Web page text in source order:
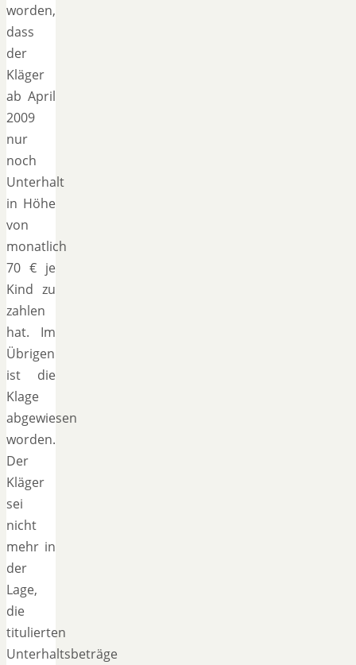
worden,
dass
der
Kläger
ab April
2009
nur
noch
Unterhalt
in Höhe
von
monatlich
70 € je
Kind zu
zahlen
hat. Im
Übrigen
ist die
Klage
abgewiesen
worden.
Der
Kläger
sei
nicht
mehr in
der
Lage,
die
titulierten
Unterhaltsbeträge